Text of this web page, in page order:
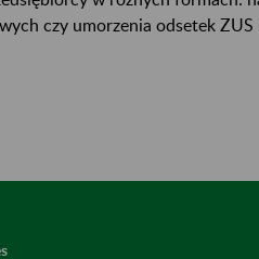
czy umorzenia odsetek ZUS